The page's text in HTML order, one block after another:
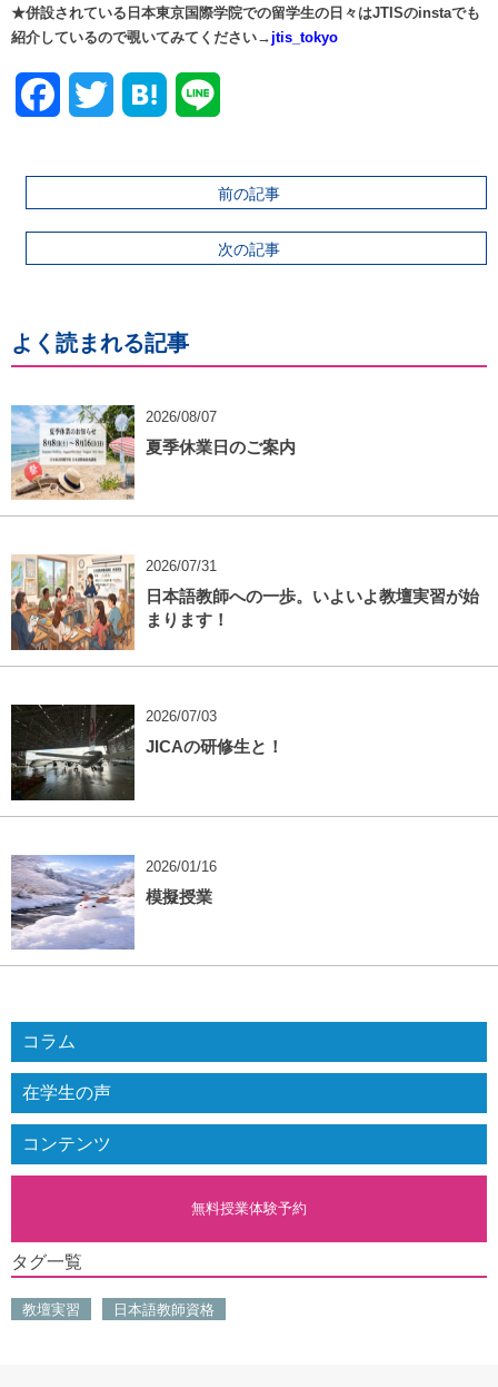
★併設されている日本東京国際学院での留学生の日々はJTISのinstaでも
紹介しているので覗いてみてください→ jtis_tokyo
FacebookTwitter
前の記事
次の記事
よく読まれる記事
2026/08/07
夏季休業日のご案内
2026/07/31
日本語教師への一歩。いよいよ教壇実習が始
まります！
2026/07/03
JICAの研修生と！
2026/01/16
模擬授業
コラム
在学生の声
コンテンツ
無料授業体験予約
タグ一覧
教壇実習 日本語教師資格